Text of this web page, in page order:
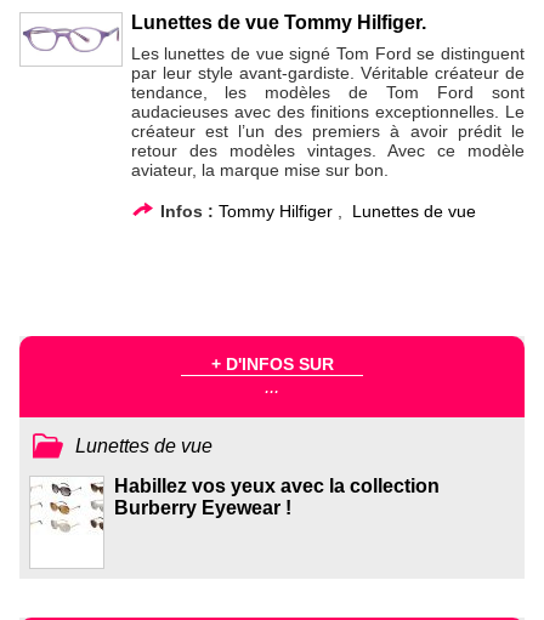
Lunettes de vue Tommy Hilfiger.
Les lunettes de vue signé Tom Ford se distinguent
par leur style avant-gardiste. Véritable créateur de
tendance, les modèles de Tom Ford sont
audacieuses avec des finitions exceptionnelles. Le
créateur est l’un des premiers à avoir prédit le
retour des modèles vintages. Avec ce modèle
aviateur, la marque mise sur bon.
Infos : Tommy Hilfiger, Lunettes de vue
+ D'INFOS SUR
...
Lunettes de vue
Habillez vos yeux avec la collection
Burberry Eyewear !